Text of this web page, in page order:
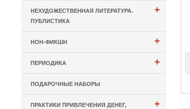
+
НЕХУДОЖЕСТВЕННАЯ ЛИТЕРАТУРА.
ПУБЛИСТИКА
+
НОН-ФИКШН
+
ПЕРИОДИКА
ПОДАРОЧНЫЕ НАБОРЫ
+
ПРАКТИКИ ПРИВЛЕЧЕНИЯ ДЕНЕГ,